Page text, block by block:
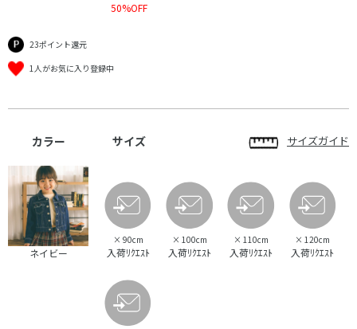
50%OFF
23ポイント還元
1人がお気に入り登録中
カラー サイズ サイズガイド
ネイビー
× 90cm
入荷ﾘｸｴｽﾄ
× 100cm
入荷ﾘｸｴｽﾄ
× 110cm
入荷ﾘｸｴｽﾄ
× 120cm
入荷ﾘｸｴｽﾄ